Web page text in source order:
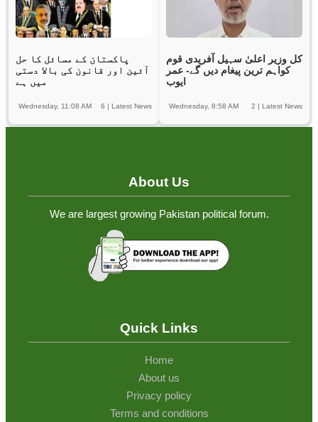
پاکستان کے مسائل کا حل
آئین اور قانون کی بالا دستی
میں ہے
6 | Latest News
Wednesday, 11:08 AM
کل وزیر اعلیٰ سہیل آفریدی قوم
کواہم ترین پیغام دیں گے- عمر
ایوب
2 | Latest News
Wednesday, 8:58 AM
About Us
We are largest growing Pakistan political forum.
Quick Links
Home
About us
Privacy policy
Terms and conditions